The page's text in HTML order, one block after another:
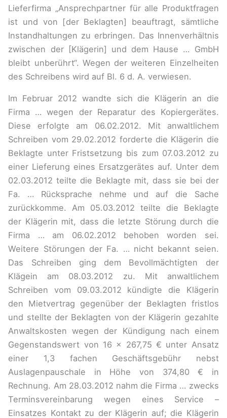
Lieferfirma „Ansprechpartner für alle Produktfragen
ist und von [der Beklagten] beauftragt, sämtliche
Instandhaltungen zu erbringen. Das Innenverhältnis
zwischen der [Klägerin] und dem Hause … GmbH
bleibt unberührt“. Wegen der weiteren Einzelheiten
des Schreibens wird auf Bl. 6 d. A. verwiesen.
Im Februar 2012 wandte sich die Klägerin an die
Firma … wegen der Reparatur des Kopiergerätes.
Diese erfolgte am 06.02.2012. Mit anwaltlichem
Schreiben vom 29.02.2012 forderte die Klägerin die
Beklagte unter Fristsetzung bis zum 07.03.2012 zu
einer Lieferung eines Ersatzgerätes auf. Unter dem
02.03.2012 teilte die Beklagte mit, dass sie bei der
Fa. … Rücksprache nehme und auf die Sache
zurückkomme. Am 05.03.2012 teilte die Beklagte
der Klägerin mit, dass die letzte Störung durch die
Firma … am 06.02.2012 behoben worden sei.
Weitere Störungen der Fa. … nicht bekannt seien.
Das Schreiben ging dem Bevollmächtigten der
Klägein am 08.03.2012 zu. Mit anwaltlichem
Schreiben vom 09.03.2012 kündigte die Klägerin
den Mietvertrag gegenüber der Beklagten fristlos
und stellte der Beklagten von der Klägerin gezahlte
Anwaltskosten wegen der Kündigung nach einem
Gegenstandswert von 16 x 267,75 € unter Ansatz
einer 1,3 fachen Geschäftsgebühr nebst
Auslagenpauschale in Höhe von 374,80 € in
Rechnung. Am 28.03.2012 nahm die Firma … zwecks
Terminsvereinbarung wegen eines Service –
Einsatzes Kontakt zu der Klägerin auf; die Klägerin